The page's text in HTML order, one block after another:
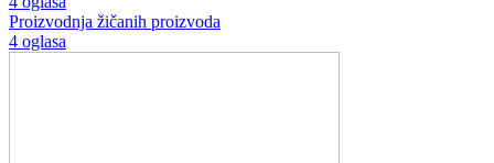
Proizvodnja žičanih proizvoda
4 oglasa